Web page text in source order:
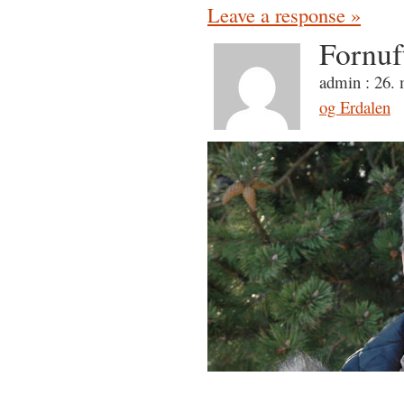
Leave a response »
admin : 26.
og Erdalen